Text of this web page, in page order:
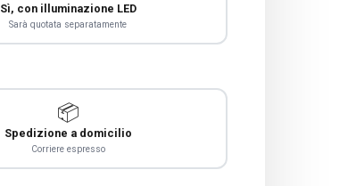
Sì, con illuminazione LED
Sarà quotata separatamente
📦
Spedizione a domicilio
Corriere espresso